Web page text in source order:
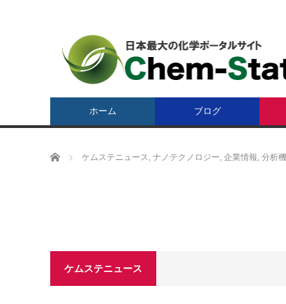
ホーム ブログ
ホーム ケムステニュース, ナノテクノロジー, 企業情報, 分析
ケムステニュース